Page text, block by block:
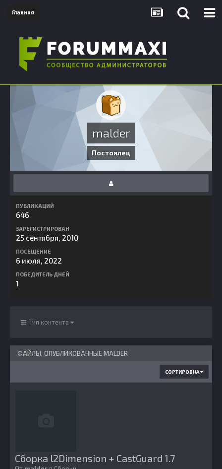
Главная
malder
Постоялец
ПУБЛИКАЦИЙ
646
ЗАРЕГИСТРИРОВАН
25 сентября, 2010
ПОСЕЩЕНИЕ
6 июля, 2022
ПОБЕДИТЕЛЬ ДНЕЙ
1
Тип контента
ФАЙЛЫ, ОПУБЛИКОВАННЫЕ MALDER
СОРТИРОВКА
Сборка l2Dimension + CastGuard 1.7